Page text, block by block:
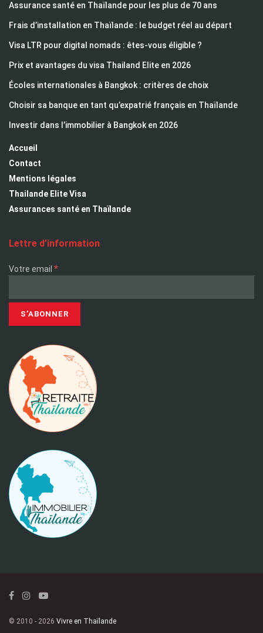
Assurance santé en Thaïlande pour les plus de 70 ans
Frais d’installation en Thaïlande : le budget réel au départ
Visa LTR pour digital nomads : êtes-vous éligible ?
Prix et avantages du visa Thailand Elite en 2026
Écoles internationales à Bangkok : critères de choix
Choisir sa banque en tant qu’expatrié français en Thaïlande
Investir dans l’immobilier à Bangkok en 2026
Accueil
Contact
Mentions légales
Thailande Elite Visa
Assurances santé en Thaïlande
Lettre d’information
Votre email *
© 2010 - 2026 Vivre en Thaïlande